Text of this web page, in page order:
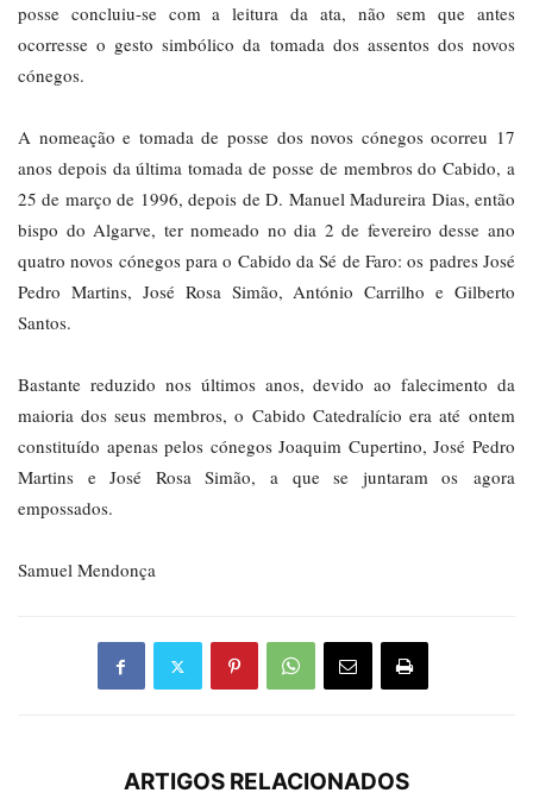
posse concluiu-se com a leitura da ata, não sem que antes
ocorresse o gesto simbólico da tomada dos assentos dos novos
cónegos.
A nomeação e tomada de posse dos novos cónegos ocorreu 17
anos depois da última tomada de posse de membros do Cabido, a
25 de março de 1996, depois de D. Manuel Madureira Dias, então
bispo do Algarve, ter nomeado no dia 2 de fevereiro desse ano
quatro novos cónegos para o Cabido da Sé de Faro: os padres José
Pedro Martins, José Rosa Simão, António Carrilho e Gilberto
Santos.
Bastante reduzido nos últimos anos, devido ao falecimento da
maioria dos seus membros, o Cabido Catedralício era até ontem
constituído apenas pelos cónegos Joaquim Cupertino, José Pedro
Martins e José Rosa Simão, a que se juntaram os agora
empossados.
Samuel Mendonça
ARTIGOS RELACIONADOS